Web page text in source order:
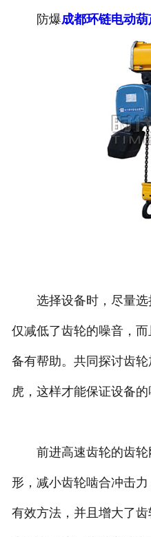
防爆成都环链电动葫
选择设备时，尽量选
仅减低了齿轮的噪音，
备有帮助。共同探讨齿
虎，这样才能保证设备的
前进高速齿轮的齿轮
形，减小齿轮啮合冲击
有效方法，并且增大了